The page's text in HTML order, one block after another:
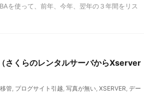
を使って、前年、今年、翌年の３年間をリス
さくらのレンタルサーバからXserver
管, プログサイト引越, 写真が無い, XSERVER, デー